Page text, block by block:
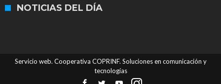
NOTICIAS DEL DÍA
Servicio web. Cooperativa COPRINF. Soluciones en comunicación y
tecnologías